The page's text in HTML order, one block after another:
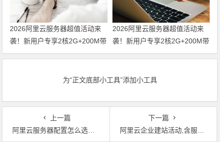
2026阿里云服务器超值活动来
袭！新用户专享2核2G+200M带
宽配置，低至38元/年！领代金
2026阿里云服务器超值活动来
袭！新用户专享2核2G+200M带
宽配置，低至38元/年！
为“正文底部小工具”添加小工具
上一篇
阿里云服务器配置怎么选？哪款最好最具性价比
下一篇
阿里云企业建站活动,含服务器一价全包,低至500元起